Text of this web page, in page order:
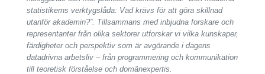
statistikerns verktygslåda: Vad krävs för att göra skillnad
utanför akademin?”. Tillsammans med inbjudna forskare och
representanter från olika sektorer utforskar vi vilka kunskaper,
färdigheter och perspektiv som är avgörande i dagens
datadrivna arbetsliv – från programmering och kommunikation
till teoretisk förståelse och domänexpertis.